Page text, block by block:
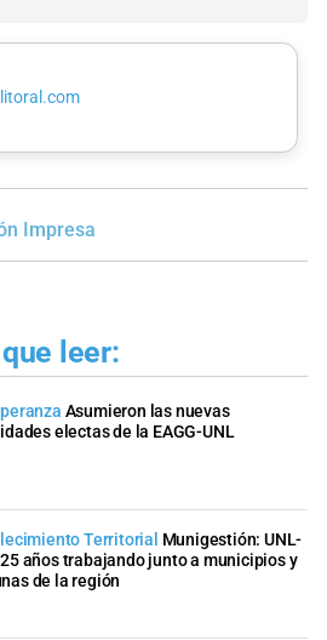
Impresa
leer:
Asumieron las nuevas
electas de la EAGG-UNL
Territorial Munigestión: UNL-
25 años trabajando junto a municipios y
de la región